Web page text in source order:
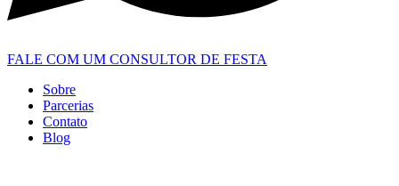
FALE COM UM CONSULTOR DE FESTA
Sobre
Parcerias
Contato
Blog